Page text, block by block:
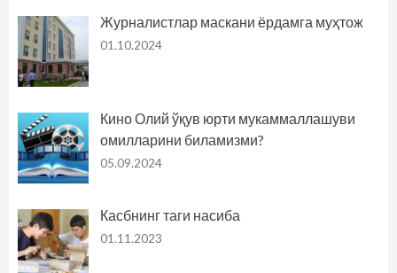
Журналистлар маскани ёрдамга муҳтож
01.10.2024
Кино Олий ўқув юрти мукаммаллашуви
омилларини биламизми?
05.09.2024
Касбнинг таги насиба
01.11.2023